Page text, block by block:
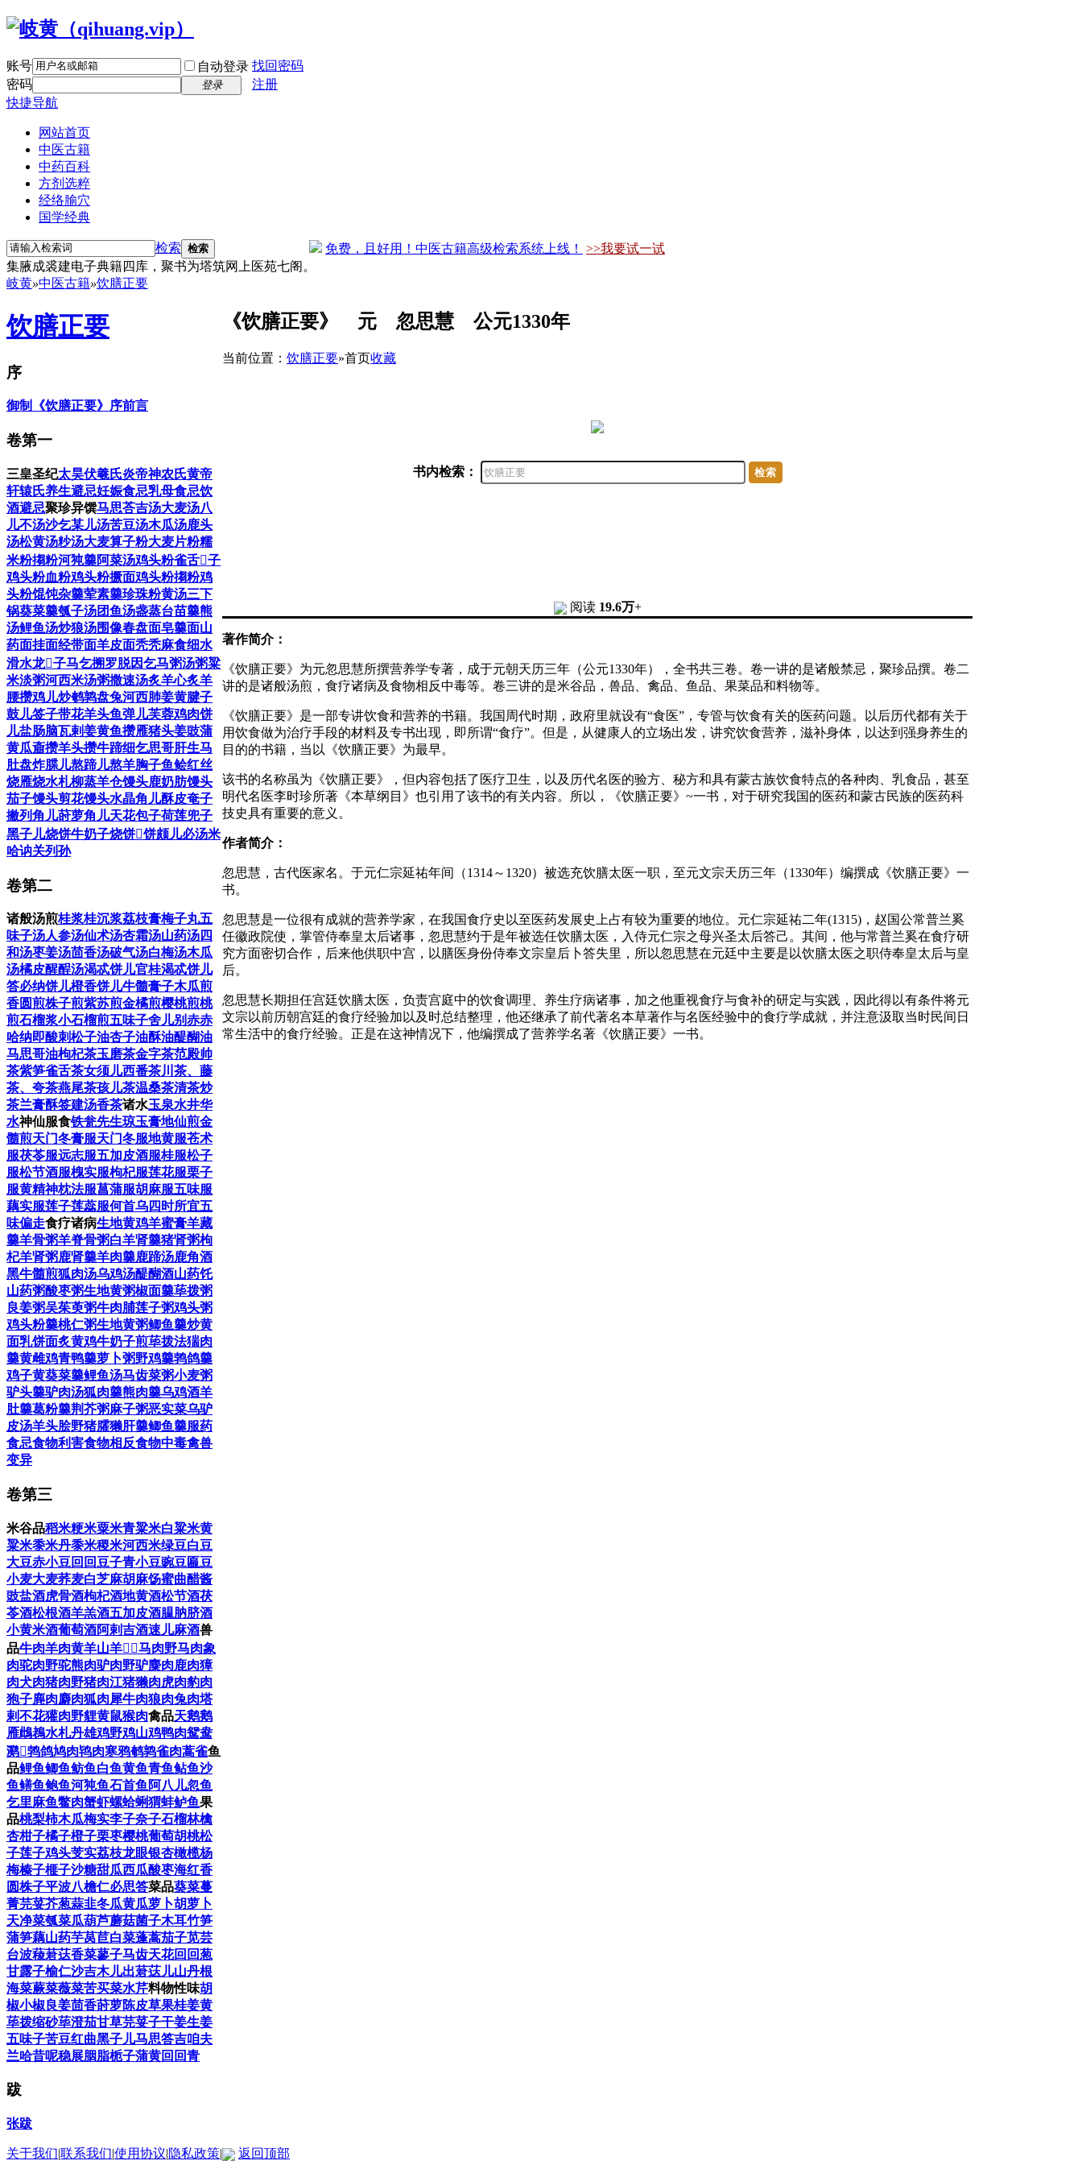
账号 自动登录 找回密码
密码
登录
注册
快捷导航
网站首页
中医古籍
中药百科
方剂选粹
经络腧穴
国学经典
检索 检索 免费，且好用！中医古籍高级检索系统上线！
>>我要试一试
集腋成裘建电子典籍四库，聚书为塔筑网上医苑七阁。
岐黄»中医古籍»饮膳正要
饮膳正要
序
御制《饮膳正要》序前言
卷第一
三皇圣纪太昊伏羲氏炎帝神农氏黄帝
轩辕氏养生避忌妊娠食忌乳母食忌饮
酒避忌聚珍异馔马思荅吉汤大麦汤八
儿不汤沙乞某儿汤苦豆汤木瓜汤鹿头
汤松黄汤粆汤大麦算子粉大麦片粉糯
米粉搊粉河㹠羹阿菜汤鸡头粉雀舌𱃪子
鸡头粉血粉鸡头粉撅面鸡头粉搊粉鸡
头粉馄饨杂羹荤素羹珍珠粉黄汤三下
锅葵菜羹瓠子汤团鱼汤盏蒸台苗羹熊
汤鲤鱼汤炒狼汤围像春盘面皂羹面山
药面挂面经带面羊皮面秃秃麻食细水
滑水龙𱃪子马乞搠罗脱因乞马粥汤粥粱
米淡粥河西米汤粥撒速汤炙羊心炙羊
腰攒鸡儿炒鹌鹑盘兔河西肺姜黄腱子
鼓儿签子带花羊头鱼弹儿芙蓉鸡肉饼
儿盐肠脑瓦剌姜黄鱼攒雁猪头姜豉蒲
黄瓜齑攒羊头攒牛蹄细乞思哥肝生马
肚盘炸䐑儿熬蹄儿熬羊胸子鱼鲙红丝
烧雁烧水札柳蒸羊仓馒头鹿奶肪馒头
茄子馒头剪花馒头水晶角儿酥皮奄子
撇列角儿莳萝角儿天花包子荷莲兜子
黑子儿烧饼牛奶子烧饼𩚫饼颇儿必汤米
哈讷关列孙
卷第二
诸般汤煎桂浆桂沉浆荔枝膏梅子丸五
味子汤人参汤仙术汤杏霜汤山药汤四
和汤枣姜汤茴香汤破气汤白梅汤木瓜
汤橘皮醒酲汤渴忒饼儿官桂渴忒饼儿
答必纳饼儿橙香饼儿牛髓膏子木瓜煎
香圆煎株子煎紫苏煎金橘煎樱桃煎桃
煎石榴浆小石榴煎五味子舍儿别赤赤
哈纳即酸刺松子油杏子油酥油醍醐油
马思哥油枸杞茶玉磨茶金字茶范殿帅
茶紫笋雀舌茶女须儿西番茶川茶、藤
茶、夸茶燕尾茶孩儿茶温桑茶清茶炒
茶兰膏酥签建汤香茶诸水玉泉水井华
水神仙服食铁瓮先生琼玉膏地仙煎金
髓煎天门冬膏服天门冬服地黄服苍术
服茯苓服远志服五加皮酒服桂服松子
服松节酒服槐实服枸杞服莲花服栗子
服黄精神枕法服菖蒲服胡麻服五味服
藕实服莲子莲蕊服何首乌四时所宜五
味偏走食疗诸病生地黄鸡羊蜜膏羊藏
羹羊骨粥羊脊骨粥白羊肾羹猪肾粥枸
杞羊肾粥鹿肾羹羊肉羹鹿蹄汤鹿角酒
黑牛髓煎狐肉汤乌鸡汤醍醐酒山药饦
山药粥酸枣粥生地黄粥椒面羹荜拨粥
良姜粥吴茱萸粥牛肉脯莲子粥鸡头粥
鸡头粉羹桃仁粥生地黄粥鲫鱼羹炒黄
面乳饼面炙黄鸡牛奶子煎荜拨法猯肉
羹黄雌鸡青鸭羹萝卜粥野鸡羹鹁鸽羹
鸡子黄葵菜羹鲤鱼汤马齿菜粥小麦粥
驴头羹驴肉汤狐肉羹熊肉羹乌鸡酒羊
肚羹葛粉羹荆芥粥麻子粥恶实菜乌驴
皮汤羊头脍野猪臛獭肝羹鲫鱼羹服药
食忌食物利害食物相反食物中毒禽兽
变异
卷第三
米谷品稻米粳米粟米青粱米白粱米黄
粱米黍米丹黍米稷米河西米绿豆白豆
大豆赤小豆回回豆子青小豆豌豆匾豆
小麦大麦荞麦白芝麻胡麻饧蜜曲醋酱
豉盐酒虎骨酒枸杞酒地黄酒松节酒茯
苓酒松根酒羊羔酒五加皮酒腽肭脐酒
小黄米酒葡萄酒阿剌吉酒速儿麻酒兽
品牛肉羊肉黄羊山羊𦍩𦎐马肉野马肉象
肉驼肉野驼熊肉驴肉野驴麋肉鹿肉獐
肉犬肉猪肉野猪肉江猪獭肉虎肉豹肉
狍子麂肉麝肉狐肉犀牛肉狼肉兔肉塔
剌不花獾肉野貍黄鼠猴肉禽品天鹅鹅
雁䳄䳓水札丹雄鸡野鸡山鸡鸭肉鸳鸯
㶉𫛶鹁鸽鸠肉鸨肉寒鸦鹌鹑雀肉蒿雀鱼
品鲤鱼鲫鱼鲂鱼白鱼黄鱼青鱼鲇鱼沙
鱼鳝鱼鲍鱼河㹠鱼石首鱼 阿八儿忽鱼
乞里麻鱼鳖肉蟹虾螺蛤蜊猬蚌鲈鱼果
品桃梨柿木瓜梅实李子奈子石榴林檎
杏柑子橘子橙子栗枣樱桃葡萄胡桃松
子莲子鸡头芰实荔枝龙眼银杏橄榄杨
梅榛子榧子沙糖甜瓜西瓜酸枣海红香
圆株子平波八檐仁必思答菜品葵菜蔓
菁芫荽芥葱蒜韭冬瓜黄瓜萝卜胡萝卜
天净菜瓠菜瓜葫芦蘑菇菌子木耳竹笋
蒲笋藕山药芋莴苣白菜蓬蒿茄子苋芸
台波薐莙荙香菜蓼子马齿天花回回葱
甘露子榆仁沙吉木儿出莙荙儿山丹根
海菜蕨菜薇菜苦买菜水芹料物性味胡
椒小椒 良姜茴香莳萝陈皮草果桂姜黄
荜拨缩砂荜澄茄甘草芫荽子干姜生姜
五味子苦豆红曲黑子儿马思答吉咱夫
兰哈昔呢稳展胭脂栀子蒲黄回回青
跋
张跋
《饮膳正要》 元 忽思慧 公元1330年
当前位置： 饮膳正要»首页收藏
书内检索： 检索
阅读 19.6万+
著作简介：
《饮膳正要》为元忽思慧所撰营养学专著，成于元朝天历三年（公元1330年），全书共三卷。卷一讲的是诸般禁忌，聚珍品撰。卷二
讲的是诸般汤煎，食疗诸病及食物相反中毒等。卷三讲的是米谷品，兽品、禽品、鱼品、果菜品和料物等。
《饮膳正要》是一部专讲饮食和营养的书籍。我国周代时期，政府里就设有“食医”，专管与饮食有关的医药问题。以后历代都有关于
用饮食做为治疗手段的材料及专书出现，即所谓“食疗”。但是，从健康人的立场出发，讲究饮食营养，滋补身体，以达到强身养生的
目的的书籍，当以《饮膳正要》为最早。
该书的名称虽为《饮膳正要》，但内容包括了医疗卫生，以及历代名医的验方、秘方和具有蒙古族饮食特点的各种肉、乳食品，甚至
明代名医李时珍所著《本草纲目》也引用了该书的有关内容。所以，《饮膳正要》~一书，对于研究我国的医药和蒙古民族的医药科
技史具有重要的意义。
作者简介：
忽思慧，古代医家名。于元仁宗延祐年间（1314～1320）被选充饮膳太医一职，至元文宗天历三年（1330年）编撰成《饮膳正要》一
书。
忽思慧是一位很有成就的营养学家，在我国食疗史以至医药发展史上占有较为重要的地位。元仁宗延祐二年(1315)，赵国公常普兰奚
任徽政院使，掌管侍奉皇太后诸事，忽思慧约于是年被选任饮膳太医，入侍元仁宗之母兴圣太后答己。其间，他与常普兰奚在食疗研
究方面密切合作，后来他供职中宫，以膳医身份侍奉文宗皇后卜答失里，所以忽思慧在元廷中主要是以饮膳太医之职侍奉皇太后与皇
后。
忽思慧长期担任宫廷饮膳太医，负责宫庭中的饮食调理、养生疗病诸事，加之他重视食疗与食补的研定与实践，因此得以有条件将元
文宗以前历朝宫廷的食疗经验加以及时总结整理，他还继承了前代著名本草著作与名医经验中的食疗学成就，并注意汲取当时民间日
常生活中的食疗经验。正是在这神情况下，他编撰成了营养学名著《饮膳正要》一书。
关于我们|联系我们|使用协议|隐私政策| 返回顶部